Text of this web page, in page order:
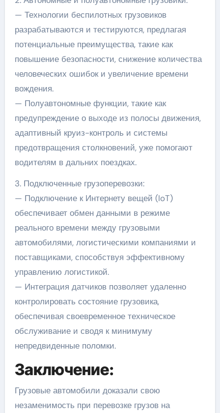
— Технологии беспилотных грузовиков
разрабатываются и тестируются, предлагая
потенциальные преимущества, такие как
повышение безопасности, снижение количества
человеческих ошибок и увеличение времени
вождения.
— Полуавтономные функции, такие как
предупреждение о выходе из полосы движения,
адаптивный круиз-контроль и системы
предотвращения столкновений, уже помогают
водителям в дальних поездках.
3. Подключенные грузоперевозки:
— Подключение к Интернету вещей (IoT)
обеспечивает обмен данными в режиме
реального времени между грузовыми
автомобилями, логистическими компаниями и
поставщиками, способствуя эффективному
управлению логистикой.
— Интеграция датчиков позволяет удаленно
контролировать состояние грузовика,
обеспечивая своевременное техническое
обслуживание и сводя к минимуму
непредвиденные поломки.
Заключение:
Грузовые автомобили доказали свою
незаменимость при перевозке грузов на